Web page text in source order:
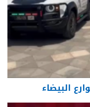
البيضاء